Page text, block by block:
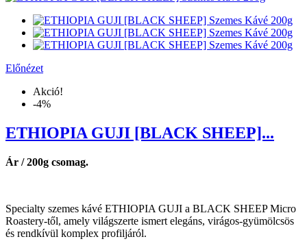
Előnézet
Akció!
-4%
ETHIOPIA GUJI [BLACK SHEEP]...
Ár / 200g csomag.
Specialty szemes kávé ETHIOPIA GUJI a BLACK SHEEP Micro
Roastery-től, amely világszerte ismert elegáns, virágos-gyümölcsös
és rendkívül komplex profiljáról.